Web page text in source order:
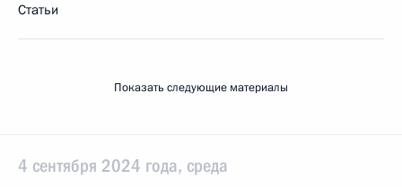
Статьи
Показать следующие материалы
4 сентября 2024 года, среда